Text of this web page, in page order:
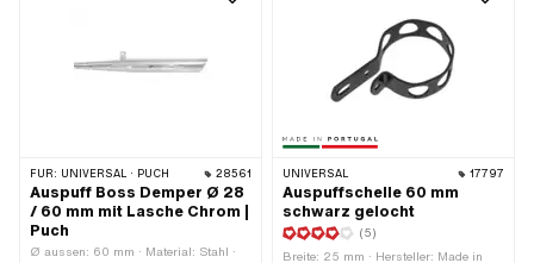
FÜR: UNIVERSAL · PUCH 28561
Auspuff Boss Demper Ø 28
/ 60 mm mit Lasche Chrom |
Puch
Ø aussen: 60 mm · Material: Stahl ·
UNIVERSAL 17797
Auspuffschelle 60 mm
schwarz gelocht
(5)
Breite: 25 mm · Hersteller: Made in